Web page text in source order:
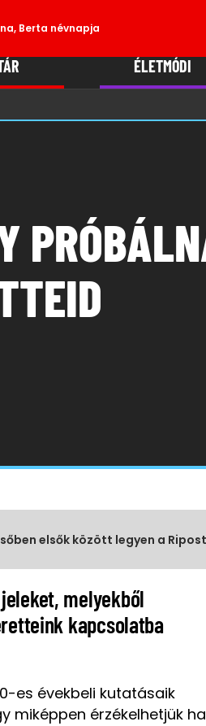
Berta névnapja
ÉLETMÓDI
elsők között legyen a Ripost
melyekből
kapcsolatba
es évekbeli kutatásaik
miképpen érzékelhetjük